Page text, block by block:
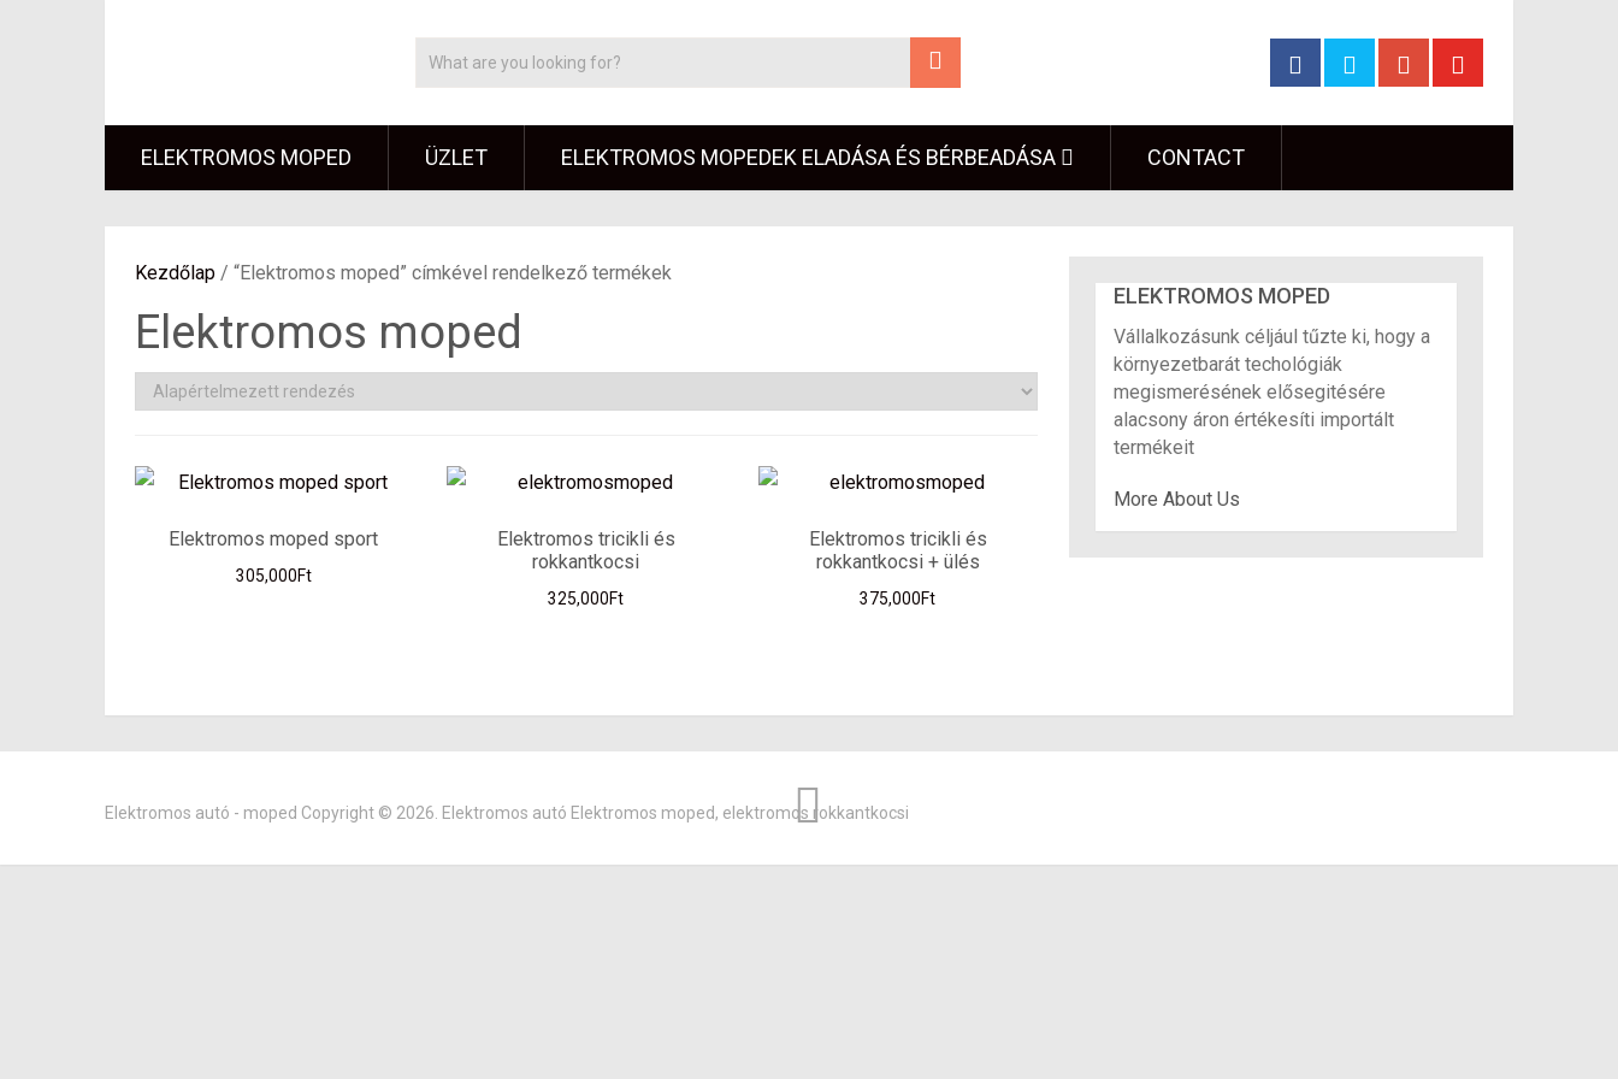
ELEKTROMOS MOPED ÜZLET ELEKTROMOS MOPEDEK ELADÁSA ÉS BÉRBEADÁSA CONTACT
Kezdőlap / “Elektromos moped” címkével rendelkező termékek
Elektromos moped
Elektromos moped sport
305,000Ft
Elektromos tricikli és
rokkantkocsi
325,000Ft
Elektromos tricikli és
rokkantkocsi + ülés
375,000Ft
ELEKTROMOS MOPED
Vállalkozásunk céljául tűzte ki, hogy a
környezetbarát techológiák
megismerésének elősegitésére
alacsony áron értékesíti importált
termékeit
More About Us
Elektromos autó - moped Copyright © 2026. Elektromos autó Elektromos moped, elektromos rokkantkocsi